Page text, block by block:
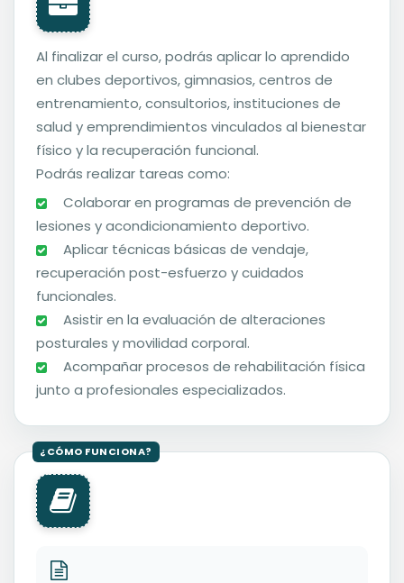
Al finalizar el curso, podrás aplicar lo aprendido
en clubes deportivos, gimnasios, centros de
entrenamiento, consultorios, instituciones de
salud y emprendimientos vinculados al bienestar
físico y la recuperación funcional.
Podrás realizar tareas como:
️ Colaborar en programas de prevención de
lesiones y acondicionamiento deportivo.
️ Aplicar técnicas básicas de vendaje,
recuperación post-esfuerzo y cuidados
funcionales.
️ Asistir en la evaluación de alteraciones
posturales y movilidad corporal.
️ Acompañar procesos de rehabilitación física
junto a profesionales especializados.